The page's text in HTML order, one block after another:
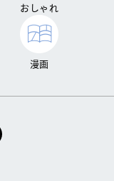
おしゃれ
漫画